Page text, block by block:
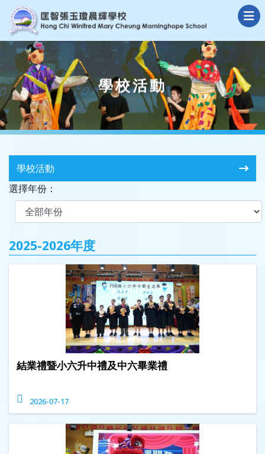
學校活動
學校活動
選擇年份：
2025-2026年度
結業禮暨小六升中禮及中六畢業禮
2026-07-17